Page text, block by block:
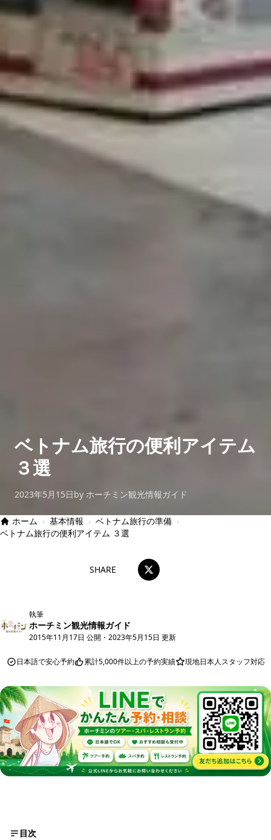
ベトナム旅行の便利アイテム
３選
2023年5月15日by ホーチミン観光情報ガイド
ホーム › 基本情報 › ベトナム旅行の準備 ›
ベトナム旅行の便利アイテム ３選
SHARE
執筆
ホーチミン観光情報ガイド
2015年11月17日 公開 ・ 2023年5月15日 更新
日本語で安心予約 累計5,000件以上の予約実績 現地日本人スタッフ対応
目次